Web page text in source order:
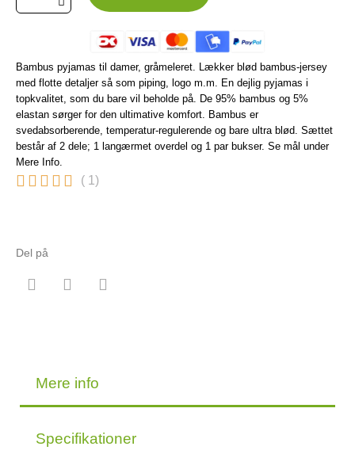
Bambus pyjamas til damer, gråmeleret. Lækker blød bambus-jersey
med flotte detaljer så som piping, logo m.m. En dejlig pyjamas i
topkvalitet, som du bare vil beholde på. De 95% bambus og 5%
elastan sørger for den ultimative komfort. Bambus er
svedabsorberende, temperatur-regulerende og bare ultra blød. Sættet
består af 2 dele; 1 langærmet overdel og 1 par bukser. Se mål under
Mere Info.
     ( 1)
Del på
Mere info
Specifikationer